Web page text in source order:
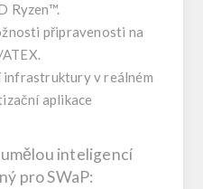
Ryzen™.
připravenosti na
v reálném
aplikace
inteligencí
pro SWaP: